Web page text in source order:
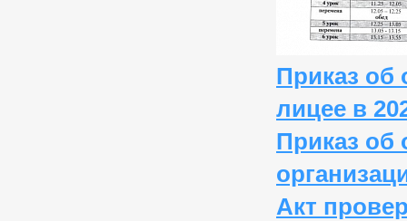
Приказ об
лицее в
Приказ об
Акт